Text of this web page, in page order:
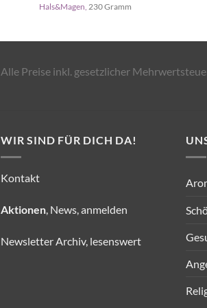
Hals&Magen, 230 Gramm
Alle Preise inkl. gesetzlicher
WIR SIND FÜR DICH DA!
Kontakt
Aktionen , News, anmelden
Newsletter Archiv, lesenswert